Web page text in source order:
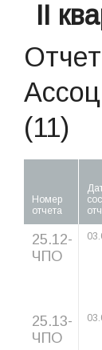
II
(11)
Номер
отчета
25.12-
ЧПО
25.13-
ЧПО